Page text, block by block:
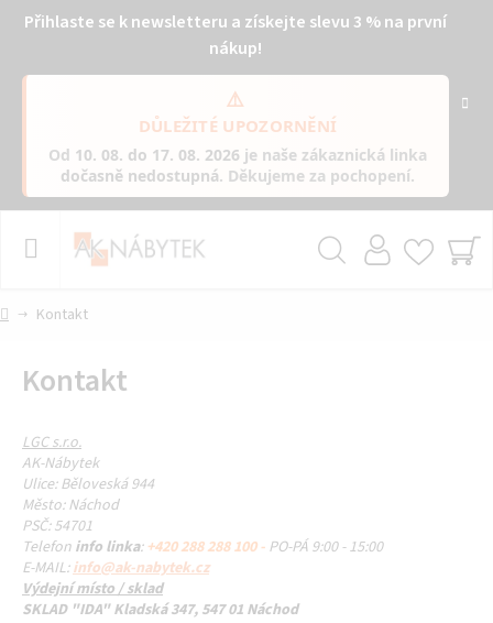
Přihlaste se k newsletteru a získejte slevu 3 % na první
nákup!
⚠️
DŮLEŽITÉ UPOZORNĚNÍ
Od 10. 08. do 17. 08. 2026 je naše zákaznická linka
dočasně nedostupná. Děkujeme za pochopení.
DomůKontakt
Kontakt
LGC s.r.o.
AK-Nábytek
Ulice: Běloveská 944
Město: Náchod
PSČ: 54701
Telefon info linka: +420 288 288 100 - PO-PÁ 9:00 - 15:00
E-MAIL:info@ak-nabytek.cz
Výdejní místo / sklad
SKLAD "IDA" Kladská 347, 547 01 Náchod